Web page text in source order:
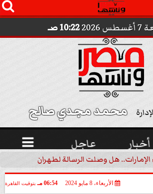
 
10:22 صـ
محمد مجدي صالح
أخبار عاجل 
الإمارات.. هل وصلت الرسالة لطهران؟..
الأربعاء، 8 مايو 2024 06:54 مـ بتوقيت القاهرة